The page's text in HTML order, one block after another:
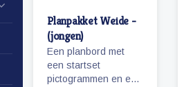
Planpakket Weide -
(jongen)
Een planbord met
een startset
pictogrammen en een